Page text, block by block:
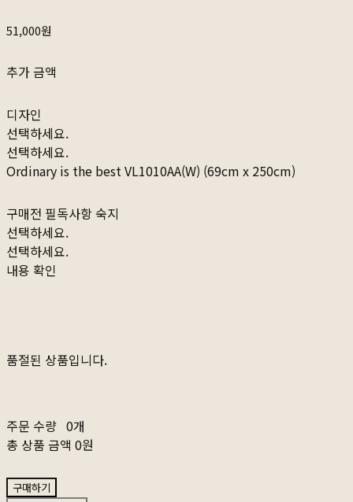
51,000원
추가 금액
디자인
선택하세요.
선택하세요.
Ordinary is the best VL1010AA(W) (69cm x 250cm)
구매전 필독사항 숙지
선택하세요.
선택하세요.
내용 확인
품절된 상품입니다.
주문 수량 0개
총 상품 금액 0원
구매하기